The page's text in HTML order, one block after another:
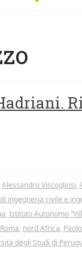
Alessandro Viscogliosi,
ingegneria civile e
, Istituto Autonomo
, nord Africa,
degli Studi di